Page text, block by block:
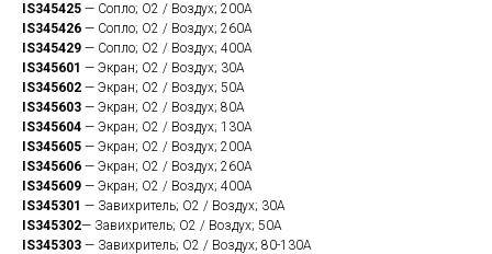
IS345425 — Сопло; O2 / Воздух; 200А
IS345426 — Сопло; O2 / Воздух; 260А
IS345429 — Сопло; O2 / Воздух; 400А
IS345601 — Экран; O2 / Воздух; 30А
IS345602 — Экран; O2 / Воздух; 50А
IS345603 — Экран; O2 / Воздух; 80А
IS345604 — Экран; O2 / Воздух; 130А
IS345605 — Экран; O2 / Воздух; 200А
IS345606 — Экран; O2 / Воздух; 260А
IS345609 — Экран; O2 / Воздух; 400А
IS345301 — Завихритель; O2 / Воздух; 30А
IS345302— Завихритель; O2 / Воздух; 50А
IS345303 — Завихритель; O2 / Воздух; 80-130А